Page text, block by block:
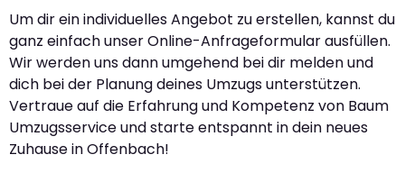
Um dir ein individuelles Angebot zu erstellen, kannst du
ganz einfach unser Online-Anfrageformular ausfüllen.
Wir werden uns dann umgehend bei dir melden und
dich bei der Planung deines Umzugs unterstützen.
Vertraue auf die Erfahrung und Kompetenz von Baum
Umzugsservice und starte entspannt in dein neues
Zuhause in Offenbach!